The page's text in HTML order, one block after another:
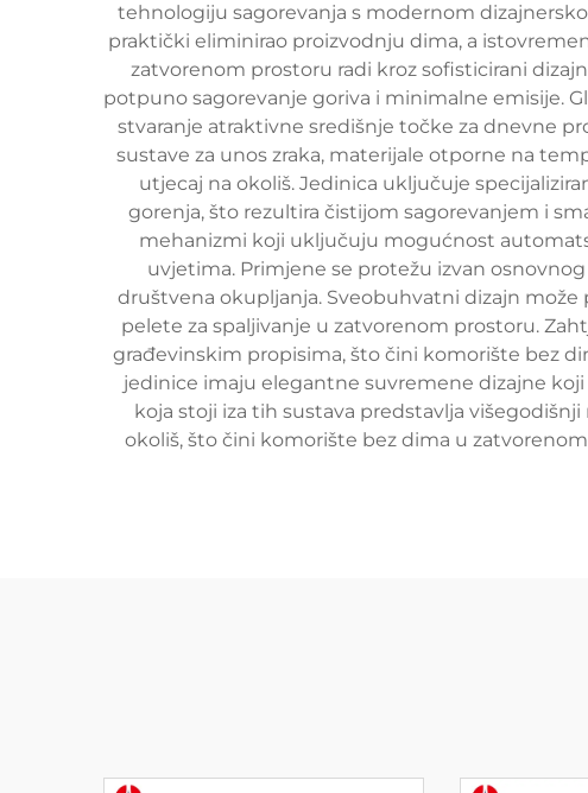
tehnologiju sagorevanja s modernom
praktički eliminirao proizvodnju dima, a
zatvorenom prostoru radi kroz sofisticirani
potpuno sagorevanje goriva i minimalne emisije.
stvaranje atraktivne središnje točke za dnevne
sustave za unos zraka, materijale otporne na
utjecaj na okoliš. Jedinica uključuje
gorenja, što rezultira čistijom sagorevanjem i
mehanizmi koji uključuju mogućnost
uvjetima. Primjene se protežu izvan
društvena okupljanja. Sveobuhvatni dizajn
pelete za spaljivanje u zatvorenom prostoru.
građevinskim propisima, što čini komorište bez
jedinice imaju elegantne suvremene dizajne
koja stoji iza tih sustava predstavlja
okoliš, što čini komorište bez dima u